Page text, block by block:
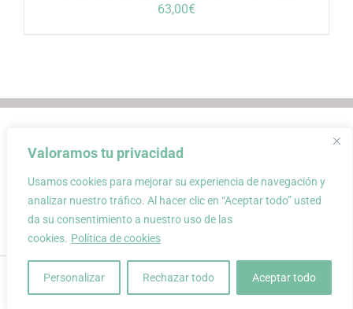
Valoramos tu privacidad
Usamos cookies para mejorar su experiencia de navegación y
analizar nuestro tráfico. Al hacer clic en “Aceptar todo” usted
da su consentimiento a nuestro uso de las
cookies. Política de cookies
Personalizar Rechazar todo Aceptar todo
63,00€
Condiciones de uso
Atención al Cliente
Política de privacidad
Carrito
Mi cuenta
conloquetengo · creación de complementos únicos y atemporales a
partir de materiales recuperados